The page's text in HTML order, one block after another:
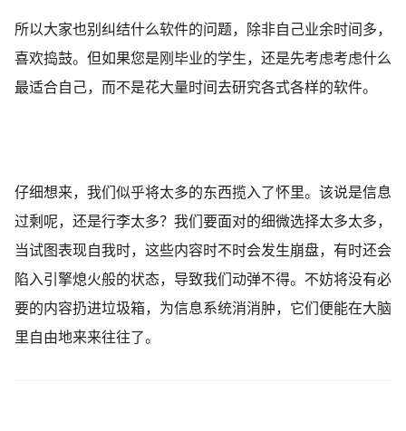
所以大家也别纠结什么软件的问题，除非自己业余时间多，
喜欢捣鼓。但如果您是刚毕业的学生，还是先考虑考虑什么
最适合自己，而不是花大量时间去研究各式各样的软件。
仔细想来，我们似乎将太多的东西揽入了怀里。该说是信息
过剩呢，还是行李太多？我们要面对的细微选择太多太多，
当试图表现自我时，这些内容时不时会发生崩盘，有时还会
陷入引擎熄火般的状态，导致我们动弹不得。不妨将没有必
要的内容扔进垃圾箱，为信息系统消消肿，它们便能在大脑
里自由地来来往往了。